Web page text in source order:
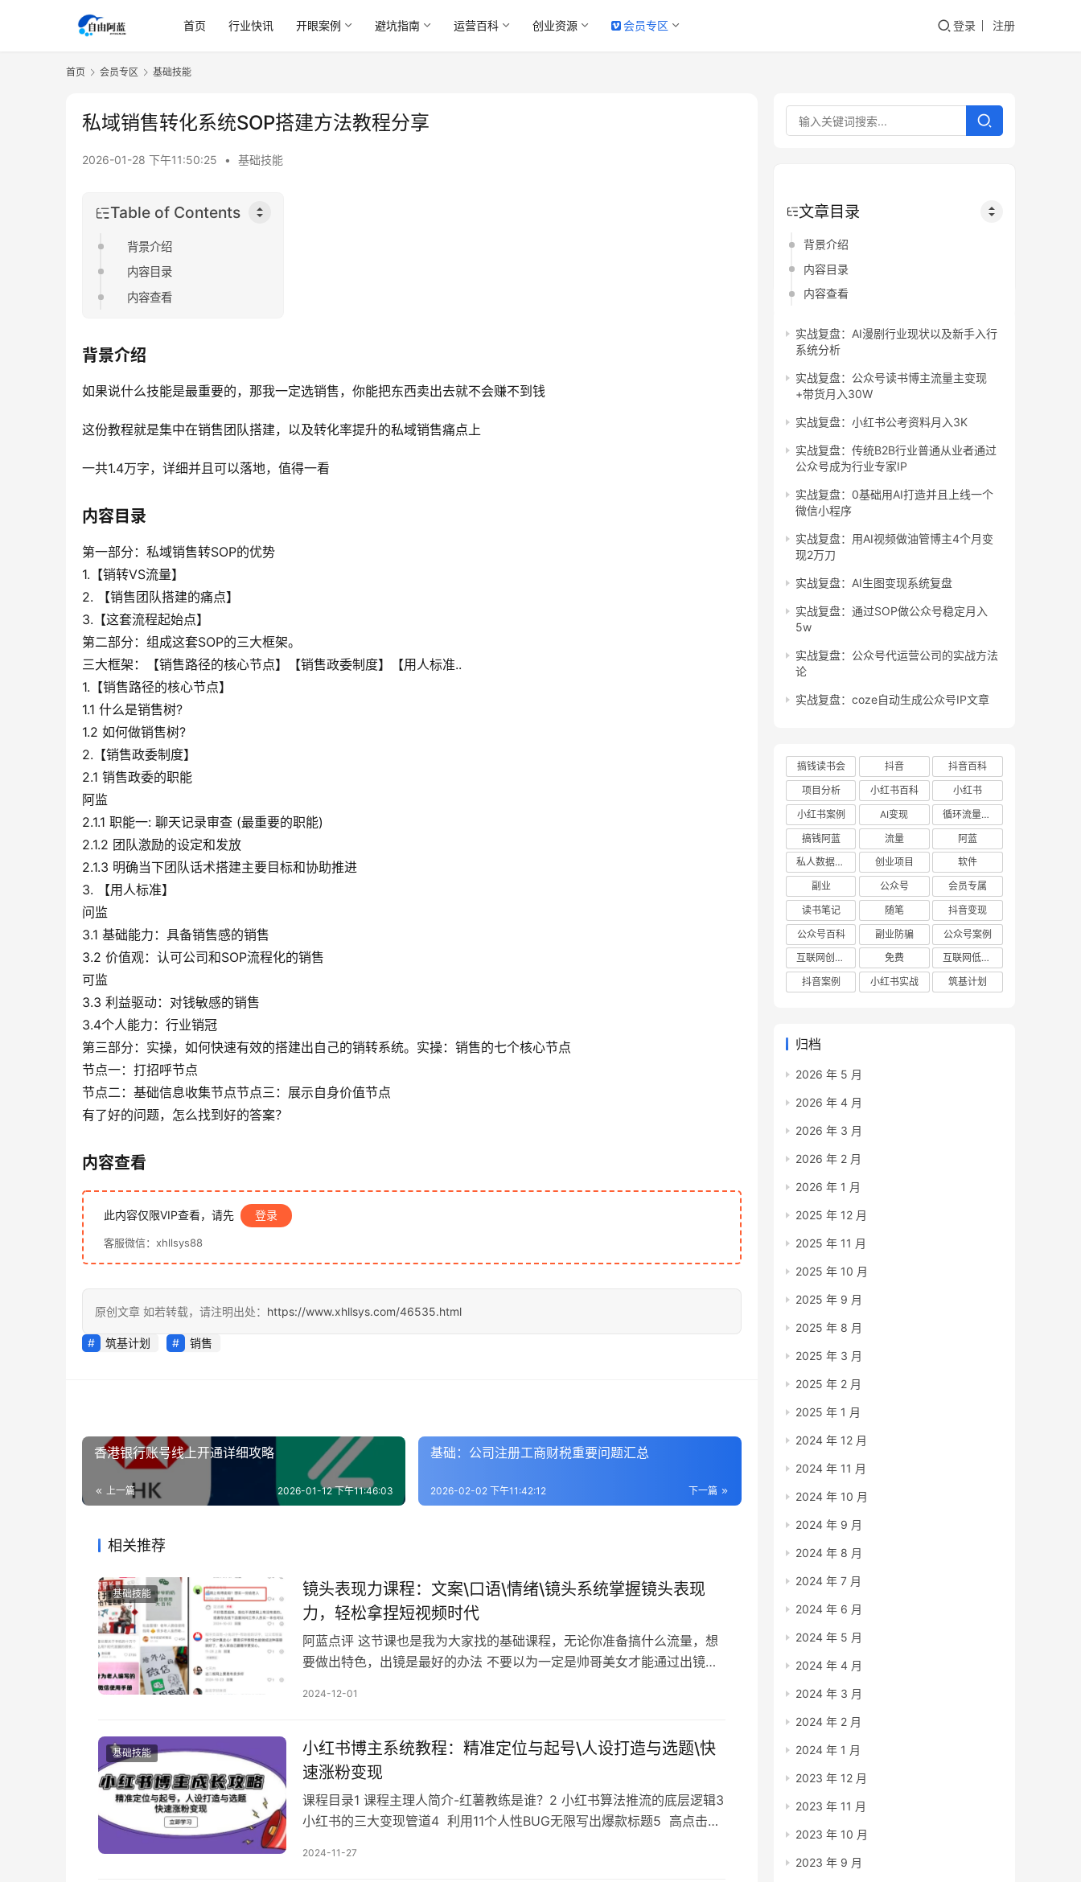
首页 行业快讯 开眼案例 避坑指南 运营百科 创业资源 会员专区 登录 注册
首页 会员专区 基础技能
私域销售转化系统SOP搭建方法教程分享
2026-01-28 下午11:50:25 • 基础技能
Table of Contents
背景介绍
内容目录
内容查看
背景介绍
如果说什么技能是最重要的，那我一定选销售，你能把东西卖出去就不会赚不到钱
这份教程就是集中在销售团队搭建，以及转化率提升的私域销售痛点上
一共1.4万字，详细并且可以落地，值得一看
内容目录
第一部分：私域销售转SOP的优势
1.【销转VS流量】
2. 【销售团队搭建的痛点】
3.【这套流程起始点】
第二部分：组成这套SOP的三大框架。
三大框架：【销售路径的核心节点】【销售政委制度】【用人标准..
1.【销售路径的核心节点】
1.1 什么是销售树?
1.2 如何做销售树?
2.【销售政委制度】
2.1 销售政委的职能
阿监
2.1.1 职能一: 聊天记录审查 (最重要的职能)
2.1.2 团队激励的设定和发放
2.1.3 明确当下团队话术搭建主要目标和协助推进
3. 【用人标准】
问监
3.1 基础能力：具备销售感的销售
3.2 价值观：认可公司和SOP流程化的销售
可监
3.3 利益驱动：对钱敏感的销售
3.4个人能力：行业销冠
第三部分：实操，如何快速有效的搭建出自己的销转系统。实操：销售的七个核心节点
节点一：打招呼节点
节点二：基础信息收集节点节点三：展示自身价值节点
有了好的问题，怎么找到好的答案？
内容查看
此内容仅限VIP查看，请先 登录
客服微信：xhllsys88
原创文章 如若转载，请注明出处： https://www.xhllsys.com/46535.html
筑基计划 销售
香港银行账号线上开通详细攻略
上一篇 2026-01-12 下午11:46:03
基础：公司注册工商财税重要问题汇总
下一篇
2026-02-02 下午11:42:12
相关推荐
基础技能
镜头表现力课程：文案\口语\情绪\镜头系统掌握镜头表现
力，轻松拿捏短视频时代
阿蓝点评 这节课也是我为大家找的基础课程，无论你准备搞什么流量，想
要做出特色，出镜是最好的办法 不要以为一定是帅哥美女才能通过出镜获
博主为什么那么搞笑，非常能带动…
2024-12-01
基础技能
小红书博主系统教程：精准定位与起号\人设打造与选题\快
速涨粉变现
课程目录1 课程主理人简介-红薯教练是谁？2 小红书算法推流的底层逻辑3
小红书的三大变现管道4 利用11个人性BUG无限写出爆款标题5 高点击率
2024-11-27
文章目录
背景介绍
内容目录
内容查看
实战复盘：AI漫剧行业现状以及新手入行
系统分析
实战复盘：公众号读书博主流量主变现
+带货月入30W
实战复盘：小红书公考资料月入3K
实战复盘：传统B2B行业普通从业者通过
公众号成为行业专家IP
实战复盘：0基础用AI打造并且上线一个
微信小程序
实战复盘：用AI视频做油管博主4个月变
现2万刀
实战复盘：AI生图变现系统复盘
实战复盘：通过SOP做公众号稳定月入
5w
实战复盘：公众号代运营公司的实战方法
论
实战复盘：coze自动生成公众号IP文章
搞钱读书会 抖音
抖音百科
项目分析
小红书百科
小红书
小红书案例
AI变现
循环流量实验室
搞钱阿蓝
流量
阿蓝
私人数据库项目
创业项目
软件
副业
公众号
会员专属
读书笔记
随笔
抖音变现
公众号百科
副业防骗
公众号案例
互联网创业项目
免费
互联网低成本创业项目
抖音案例
小红书实战 筑基计划
归档
2026 年 5 月
2026 年 4 月
2026 年 3 月
2026 年 2 月
2026 年 1 月
2025 年 12 月
2025 年 11 月
2025 年 10 月
2025 年 9 月
2025 年 8 月
2025 年 3 月
2025 年 2 月
2025 年 1 月
2024 年 12 月
2024 年 11 月
2024 年 10 月
2024 年 9 月
2024 年 8 月
2024 年 7 月
2024 年 6 月
2024 年 5 月
2024 年 4 月
2024 年 3 月
2024 年 2 月
2024 年 1 月
2023 年 12 月
2023 年 11 月
2023 年 10 月
2023 年 9 月